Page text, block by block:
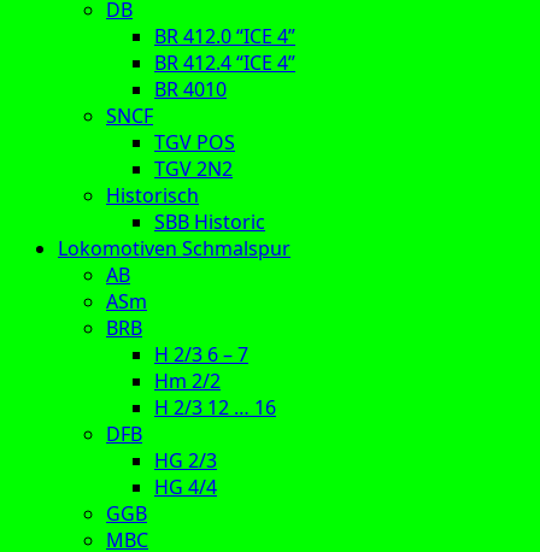
DB
BR 412.0 “ICE 4”
BR 412.4 “ICE 4”
BR 4010
SNCF
TGV POS
TGV 2N2
Historisch
SBB Historic
Lokomotiven Schmalspur
AB
ASm
BRB
H 2/3 6 – 7
Hm 2/2
H 2/3 12 … 16
DFB
HG 2/3
HG 4/4
GGB
MBC